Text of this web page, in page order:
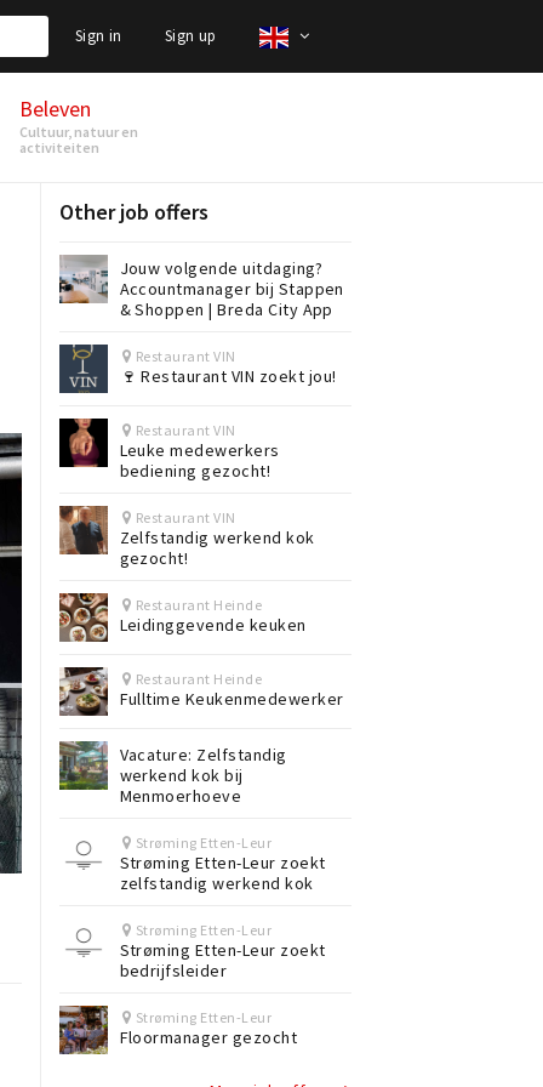
Sign in Sign up
Beleven
Cultuur, natuur en
activiteiten
Other job offers
Jouw volgende uitdaging?
Accountmanager bij Stappen
& Shoppen | Breda City App
Restaurant VIN
🍷 Restaurant VIN zoekt jou!
Restaurant VIN
Leuke medewerkers
bediening gezocht!
Restaurant VIN
Zelfstandig werkend kok
gezocht!
Restaurant Heinde
Leidinggevende keuken
Restaurant Heinde
Fulltime Keukenmedewerker
Vacature: Zelfstandig
werkend kok bij
Menmoerhoeve
Strøming Etten-Leur
Strøming Etten-Leur zoekt
zelfstandig werkend kok
Strøming Etten-Leur
Strøming Etten-Leur zoekt
bedrijfsleider
Strøming Etten-Leur
Floormanager gezocht